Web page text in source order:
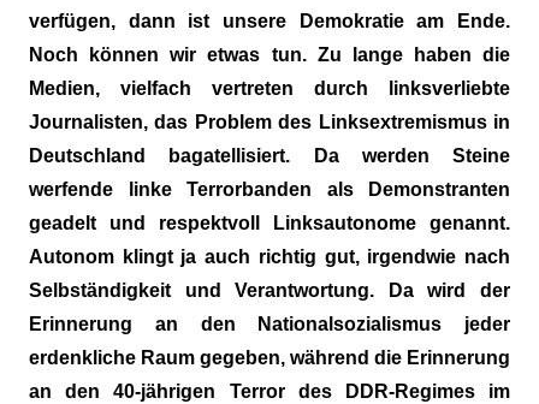
verfügen, dann ist unsere Demokratie am Ende.
Noch können wir etwas tun. Zu lange haben die
Medien, vielfach vertreten durch linksverliebte
Journalisten, das Problem des Linksextremismus in
Deutschland bagatellisiert. Da werden Steine
werfende linke Terrorbanden als Demonstranten
geadelt und respektvoll Linksautonome genannt.
Autonom klingt ja auch richtig gut, irgendwie nach
Selbständigkeit und Verantwortung. Da wird der
Erinnerung an den Nationalsozialismus jeder
erdenkliche Raum gegeben, während die Erinnerung
an den 40-jährigen Terror des DDR-Regimes im